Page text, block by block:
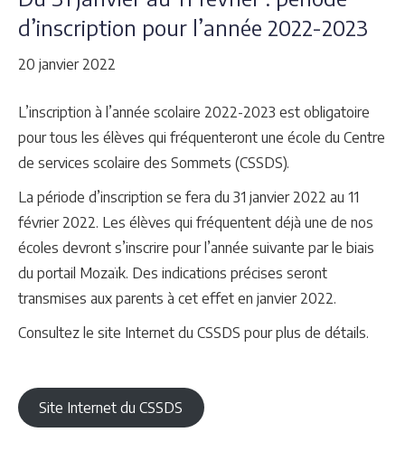
d’inscription pour l’année 2022-2023
20 janvier 2022
L’inscription à l’année scolaire 2022-2023 est obligatoire
pour tous les élèves qui fréquenteront une école du Centre
de services scolaire des Sommets (CSSDS).
La période d’inscription se fera du 31 janvier 2022 au 11
février 2022. Les élèves qui fréquentent déjà une de nos
écoles devront s’inscrire pour l’année suivante par le biais
du portail Mozaïk. Des indications précises seront
transmises aux parents à cet effet en janvier 2022.
Consultez le site Internet du CSSDS pour plus de détails.
Site Internet du CSSDS